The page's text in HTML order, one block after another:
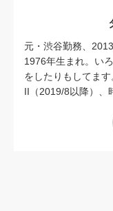
元・渋谷勤務、
1976年生まれ。い
をしたりもしてま
II（2019/8以降）、